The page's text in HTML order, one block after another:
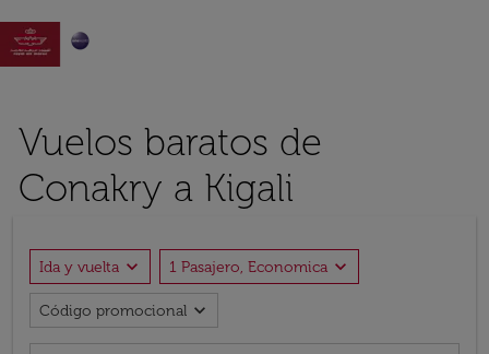

Vuelos baratos de
Conakry a Kigali
Ida y vuelta expand_more 1 Pasajero, Economica expand_more
Código promocional expand_more